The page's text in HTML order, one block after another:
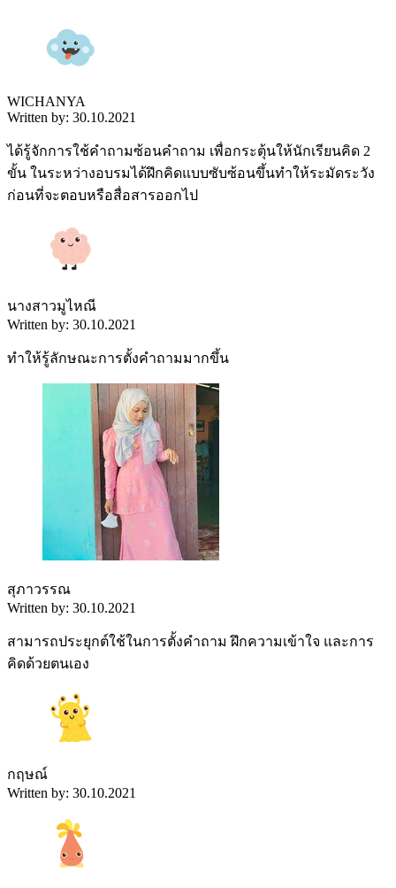
WICHANYA
Written by: 30.10.2021
ได้รู้จักการใช้คำถามซ้อนคำถาม เพื่อกระตุ้นให้นักเรียนคิด 2
ขั้น ในระหว่างอบรมได้ฝึกคิดแบบซับซ้อนขึ้นทำให้ระมัดระวัง
ก่อนที่จะตอบหรือสื่อสารออกไป
นางสาวมูไหณี
Written by: 30.10.2021
ทำให้รู้ลักษณะการตั้งคำถามมากขึ้น
สุภาวรรณ
Written by: 30.10.2021
สามารถประยุกต์ใช้ในการตั้งคำถาม ฝึกความเข้าใจ และการ
คิดด้วยตนเอง
กฤษณ์
Written by: 30.10.2021